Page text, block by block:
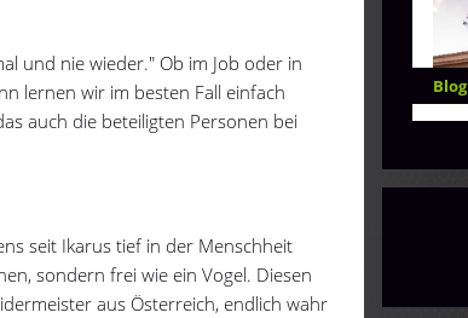
und nie wieder." Ob im Job oder in
lernen wir im besten Fall einfach
auch die beteiligten Personen bei
seit Ikarus tief in der Menschheit
sondern frei wie ein Vogel. Diesen
aus Österreich, endlich wahr
Blog